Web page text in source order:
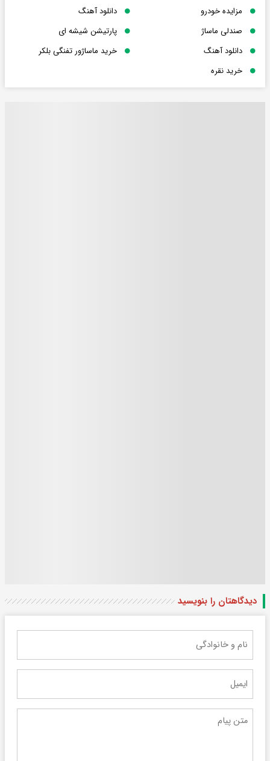
مزایده خودرو
دانلود آهنگ
صندلی ماساژ
پارتیشن شیشه ای
دانلود آهنگ
خرید ماساژور تفنگی بلکر
خرید نقره
دیدگاهتان را بنویسید